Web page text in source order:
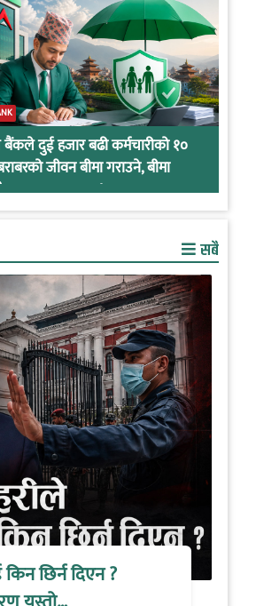
बैंकले दुई हजार बढी कर्मचारीको १०
जीवन बीमा गराउने, बीमा
प्रस्ताव आह्वान !
सबै
छिर्न दिएन ?